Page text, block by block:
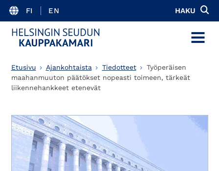
FI EN HAKU
MENU
Etusivu Ajankohtaista Tiedotteet
Työperäisen
maahanmuuton päätökset nopeasti toimeen, tärkeät
liikennehankkeet etenevät